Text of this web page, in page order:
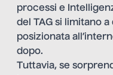
processi e
del TAG si limitano
posizionata
dopo.
Tuttavia, se